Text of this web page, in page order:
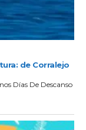
de Corralejo
Días De Descanso